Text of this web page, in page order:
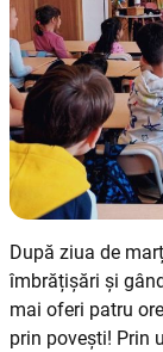
După ziua de
îmbrățișări și
mai oferi patru
prin povești! Prin